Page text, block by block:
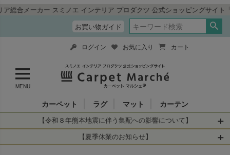
ンテリア プロダクツ 公式ショッピングサイト「カーペットマルシェ」
お買い物ガイド
MENU
ログイン お気に入り カート
カーペット ラグ マット カーテン
【令和８年熊本地震に伴う集配への影響について】
令和8年熊本地震により、お亡くなりになられた方々に深く
【夏季休業のお知らせ】